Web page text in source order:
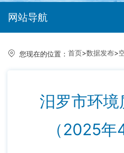
网站导航
您现在的位置： 首页>数据发布>
汨罗市环境
（2025年